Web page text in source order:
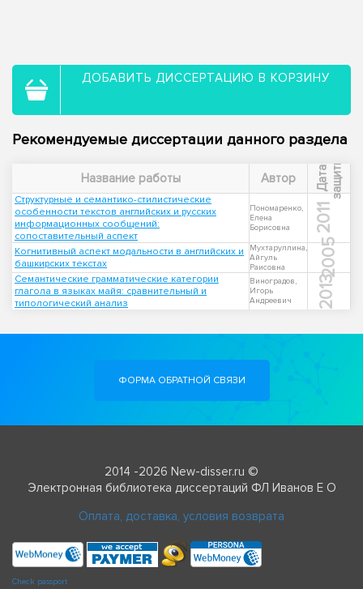
ДОБАВИТЬ ДИССЕРТАЦИЮ В КОРЗИНУ
Рекомендуемые диссертации данного раздела
Название работы Автор Д
а
т
а
з
а
щ
и
т ы
Структурные и семантико-стилистические
особенности текстов английских и русских
информационных сообщений:
сопоставительный аспект
Пономаренко,
Елена
Борисовна
2011
Когнитивный аспект модальности в английских и
башкирских текстах
Мухтаруллина,
Айгуль
Раисовна
2005
Семантические грамматические категории
глагола в языках майя: сравнительный и
типологический анализ
Виноградов,
Игорь
Андреевич
2013
ФОРМА ОБРАТНОЙ СВЯЗИ
2014 -2026 New-disser.ru ©
Электронная библиотека диссертаций ФЛ Иванов Е О
Оплата, доставка, условия возврата
Check passport